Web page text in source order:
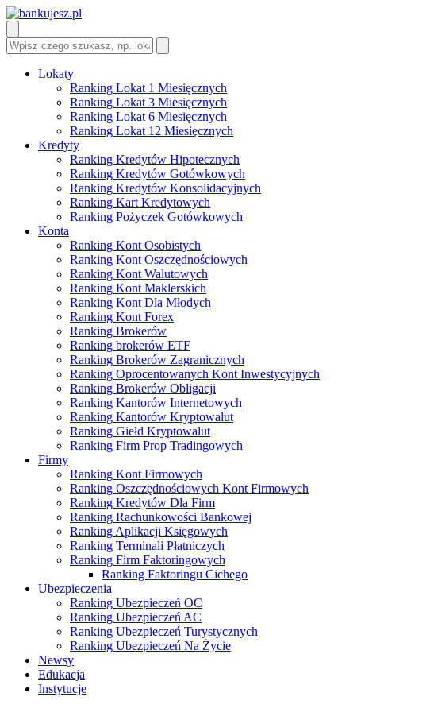
Lokaty
Ranking Lokat 1 Miesięcznych
Ranking Lokat 3 Miesięcznych
Ranking Lokat 6 Miesięcznych
Ranking Lokat 12 Miesięcznych
Kredyty
Ranking Kredytów Hipotecznych
Ranking Kredytów Gotówkowych
Ranking Kredytów Konsolidacyjnych
Ranking Kart Kredytowych
Ranking Pożyczek Gotówkowych
Konta
Ranking Kont Osobistych
Ranking Kont Oszczędnościowych
Ranking Kont Walutowych
Ranking Kont Maklerskich
Ranking Kont Dla Młodych
Ranking Kont Forex
Ranking Brokerów
Ranking brokerów ETF
Ranking Brokerów Zagranicznych
Ranking Oprocentowanych Kont Inwestycyjnych
Ranking Brokerów Obligacji
Ranking Kantorów Internetowych
Ranking Kantorów Kryptowalut
Ranking Giełd Kryptowalut
Ranking Firm Prop Tradingowych
Firmy
Ranking Kont Firmowych
Ranking Oszczędnościowych Kont Firmowych
Ranking Kredytów Dla Firm
Ranking Rachunkowości Bankowej
Ranking Aplikacji Księgowych
Ranking Terminali Płatniczych
Ranking Firm Faktoringowych
Ranking Faktoringu Cichego
Ubezpieczenia
Ranking Ubezpieczeń OC
Ranking Ubezpieczeń AC
Ranking Ubezpieczeń Turystycznych
Ranking Ubezpieczeń Na Życie
Newsy
Edukacja
Instytucje